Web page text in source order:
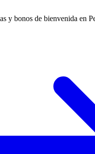
y bonos de bienvenida en